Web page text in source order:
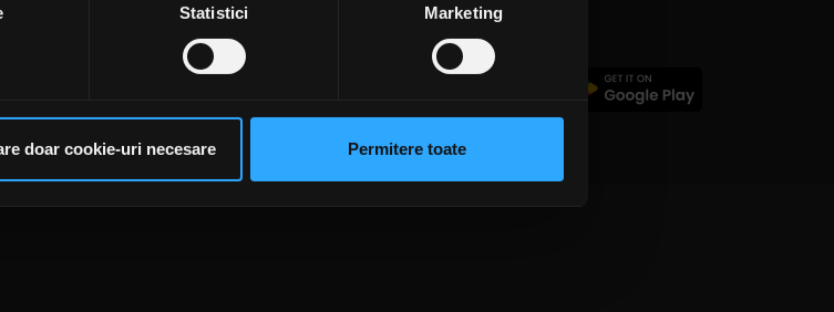
dvs. personale și configurați-vă preferințele la
secțiunea cu detalii
despre modulele cookie.
sociale, de publicitate și de analize informații cu privire la modul în
alte informații oferite de dvs. sau culese în urma folosirii serviciilor
Statistici Marketing
doar cookie-uri necesare Permitere toate
uri CNA